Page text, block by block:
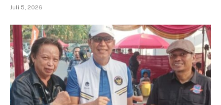
Juli 5, 2026